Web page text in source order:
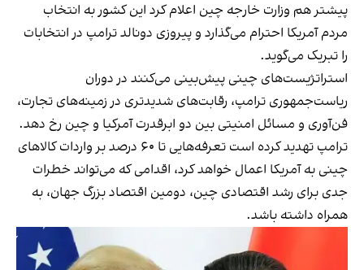
پیشتر هم وزارت خارجه چین اعلام کرد این کشور به انتخاب
مردم آمریکا احترام می‌گذارد و پیروزی دونالد ترامپ در انتخابات
را تبریک می‌گوید.
استراتژیست‌های چینی پیش‌بینی می‌کنند در دوران
ریاست‌جمهوری ترامپ، رقابت‌های شدیدتری در زمینه‌های تجارت،
فن‌آوری و مسائل امنیتی بین دو ابرقدرت آمرکیا و چین رخ دهد.
ترامپ تهدید کرده است تعرفه‌هایی تا ۶۰ درصد بر واردات کالاهای
چینی به آمریکا اعمال خواهد کرد، اقدامی که می‌تواند خطرات
جدی برای رشد اقتصادی چین، دومین اقتصاد بزرگ جهان، به
همراه داشته باشد.